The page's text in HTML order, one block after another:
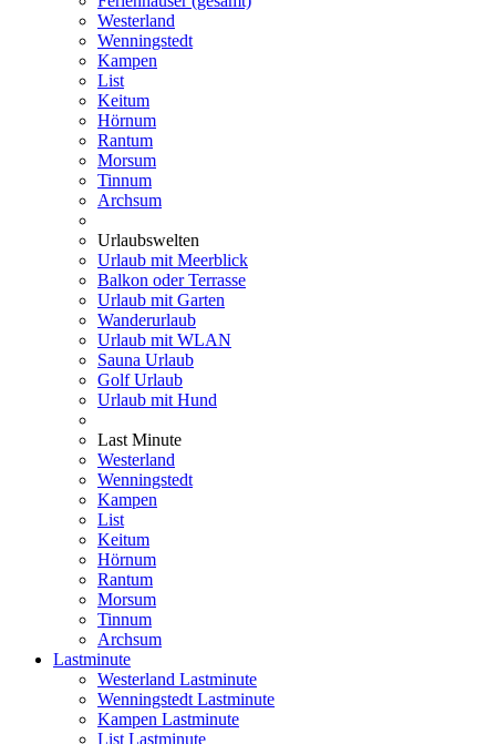
Westerland
Wenningstedt
Kampen
List
Keitum
Hörnum
Rantum
Morsum
Tinnum
Archsum
Urlaubswelten
Urlaub mit Meerblick
Balkon oder Terrasse
Urlaub mit Garten
Wanderurlaub
Urlaub mit WLAN
Sauna Urlaub
Golf Urlaub
Urlaub mit Hund
Last Minute
Westerland
Wenningstedt
Kampen
List
Keitum
Hörnum
Rantum
Morsum
Tinnum
Archsum
Lastminute
Westerland Lastminute
Wenningstedt Lastminute
Kampen Lastminute
List Lastminute